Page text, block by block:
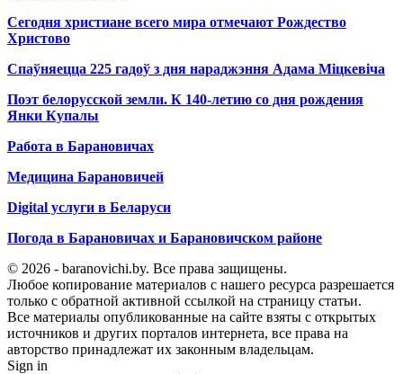
Сегодня христиане всего мира отмечают Рождество
Христово
Спаўняецца 225 гадоў з дня нараджэння Адама Міцкевіча
Поэт белорусской земли. К 140-летию со дня рождения
Янки Купалы
Работа в Барановичах
Медицина Барановичей
Digital услуги в Беларуси
Погода в Барановичах и Барановичском районе
© 2026 - baranovichi.by. Все права защищены.
Любое копирование материалов с нашего ресурса разрешается
только с обратной активной ссылкой на страницу статьи.
Все материалы опубликованные на сайте взяты с открытых
источников и других порталов интернета, все права на
авторство принадлежат их законным владельцам.
Sign in